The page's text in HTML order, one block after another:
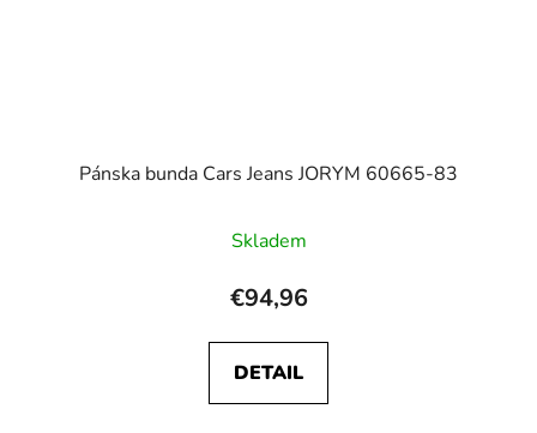
Pánska bunda Cars Jeans JORYM 60665-83
Skladem
€94,96
DETAIL